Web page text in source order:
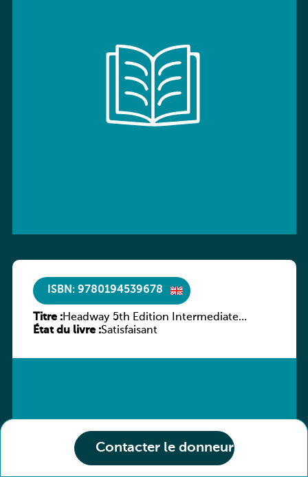
Contacter le donneur
ISBN: 9780194539678
Titre :Headway 5th Edition Intermediate
Workbook without key
État du livre :Satisfaisant